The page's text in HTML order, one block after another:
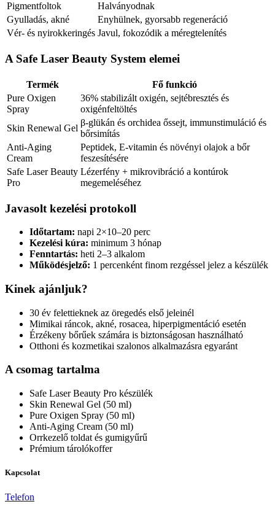
Pigmentfoltok
Halványodnak
Gyulladás, akné
Enyhülnek, gyorsabb regeneráció
Vér- és nyirokkeringés Javul, fokozódik a méregtelenítés
A Safe Laser Beauty System elemei
Termék
Fő funkció
Pure Oxigen
Spray
36% stabilizált oxigén, sejtébresztés és
oxigénfeltöltés
Skin Renewal Gel
β-glükán és orchidea őssejt, immunstimuláció és
bőrsimítás
Anti-Aging
Cream
Peptidek, E-vitamin és növényi olajok a bőr
feszesítésére
Safe Laser Beauty
Pro
Lézerfény + mikrovibráció a kontúrok
megemeléséhez
Javasolt kezelési protokoll
Időtartam: napi 2×10–20 perc
Kezelési kúra: minimum 3 hónap
Fenntartás: heti 2–3 alkalom
Működésjelző: 1 percenként finom rezgéssel jelez a készülék
Kinek ajánljuk?
30 év felettieknek az öregedés első jeleinél
Mimikai ráncok, akné, rosacea, hiperpigmentáció esetén
Érzékeny bőrűek számára is biztonságosan használható
Otthoni és kozmetikai szalonos alkalmazásra egyaránt
A csomag tartalma
Safe Laser Beauty Pro készülék
Skin Renewal Gel (50 ml)
Pure Oxigen Spray (50 ml)
Anti-Aging Cream (50 ml)
Orrkezelő toldat és gumigyűrű
Prémium tárolókoffer
Kapcsolat
Telefon